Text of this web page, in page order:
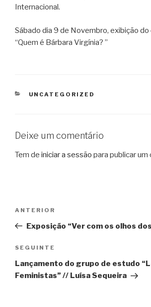
Internacional.
Sábado dia 9 de Novembro, exibição
“Quem é Bárbara Virgínia? ”
CATEGORIAS
UNCATEGORIZED
Deixe um comentário
Tem de iniciar a sessão para publicar um
artigos
Conteúdo
anterior
ANTERIOR
Exposição “Ver com os olhos
Conteúdo
seguinte
SEGUINTE
Lançamento do grupo de estudo
Feministas” // Luísa Sequeira